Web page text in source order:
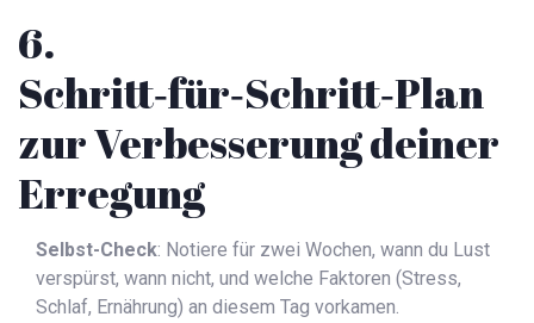
6.
Schritt‑für‑Schritt‑Plan
zur Verbesserung deiner
Erregung
Selbst-Check: Notiere für zwei Wochen, wann du Lust
verspürst, wann nicht, und welche Faktoren (Stress,
Schlaf, Ernährung) an diesem Tag vorkamen.